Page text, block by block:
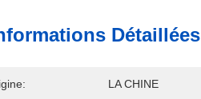
Détaillées
LA CHINE